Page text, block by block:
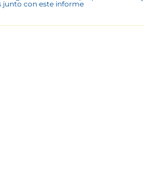
junto con este informe